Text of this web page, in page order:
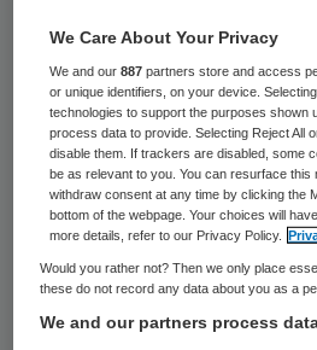
door te willen werken na
dat zou kunnen. Dat blijkt
beroepsvereniging V&VN.
V&VN hield een peiling
van het vak onder ruim
en verzorgenden geeft
te willen werken na het
We Care About Your Privacy
We and our887 partners store and access
or unique identifiers, on your device.
technologies to support the purposes shown
process data to provide. Selecting Reject All
disable them. If trackers are disabled, some
be as relevant to you. You can resurface
withdraw consent at any time by clicking the
bottom of the webpage. Your choices will
more details, refer to our Privacy Policy.
Would you rather not? Then we only place
these do not record any data about you as a
We and our partners process